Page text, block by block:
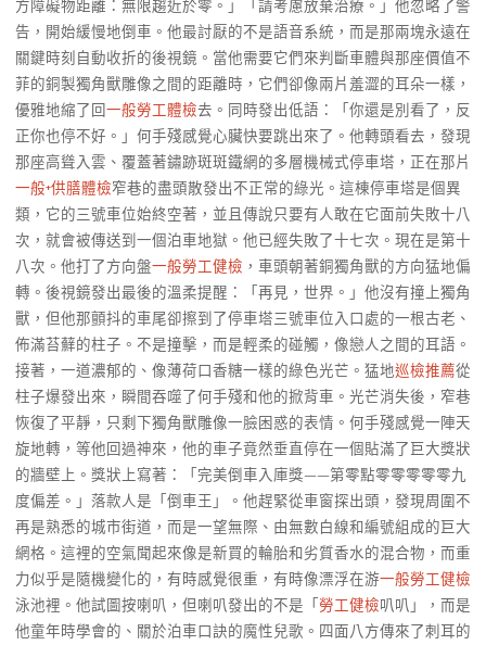
方障礙物距離：無限趨近於零。」「請考慮放棄治療。」他忽略了警
告，開始緩慢地倒車。他最討厭的不是語音系統，而是那兩塊永遠在
關鍵時刻自動收折的後視鏡。當他需要它們來判斷車體與那座價值不
菲的銅製獨角獸雕像之間的距離時，它們卻像兩片羞澀的耳朵一樣，
優雅地縮了回一般勞工體檢去。同時發出低語：「你還是別看了，反
正你也停不好。」何手殘感覺心臟快要跳出來了。他轉頭看去，發現
那座高聳入雲、覆蓋著鏽跡斑斑鐵網的多層機械式停車塔，正在那片
一般+供膳體檢窄巷的盡頭散發出不正常的綠光。這棟停車塔是個異
類，它的三號車位始終空著，並且傳說只要有人敢在它面前失敗十八
次，就會被傳送到一個泊車地獄。他已經失敗了十七次。現在是第十
八次。他打了方向盤一般勞工健檢 ，車頭朝著銅獨角獸的方向猛地偏
轉。後視鏡發出最後的溫柔提醒：「再見，世界。」他沒有撞上獨角
獸，但他那顫抖的車尾卻擦到了停車塔三號車位入口處的一根古老、
佈滿苔蘚的柱子。不是撞擊，而是輕柔的碰觸，像戀人之間的耳語。
接著，一道濃郁的、像薄荷口香糖一樣的綠色光芒。猛地巡檢推薦從
柱子爆發出來，瞬間吞噬了何手殘和他的掀背車。光芒消失後，窄巷
恢復了平靜，只剩下獨角獸雕像一臉困惑的表情。何手殘感覺一陣天
旋地轉，等他回過神來，他的車子竟然垂直停在一個貼滿了巨大獎狀
的牆壁上。獎狀上寫著：「完美倒車入庫獎——第零點零零零零零九
度偏差。」落款人是「倒車王」。他趕緊從車窗探出頭，發現周圍不
再是熟悉的城市街道，而是一望無際、由無數白線和編號組成的巨大
網格。這裡的空氣聞起來像是新買的輪胎和劣質香水的混合物，而重
力似乎是隨機變化的，有時感覺很重，有時像漂浮在游一般勞工健檢
泳池裡。他試圖按喇叭，但喇叭發出的不是「 勞工健檢叭叭」，而是
他童年時學會的、關於泊車口訣的魔性兒歌。四面八方傳來了刺耳的